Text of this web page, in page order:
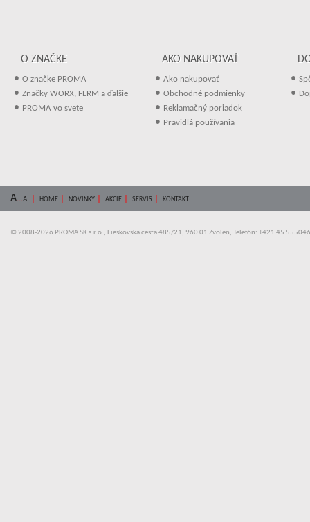
O ZNAČKE
• O značke PROMA
• Značky WORX, FERM a ďalšie
• PROMA vo svete
AKO NAKUPOVAŤ
• Ako nakupovať
• Obchodné podmienky
• Reklamačný poriadok
• Pravidlá používania
•
•
A...A HOME NOVINKY AKCIE SERVIS KONTAKT
© 2008-2026 PROMA SK s.r.o., Lieskovská cesta 485/21, 960 01 Zvolen, Telefón: +421 45